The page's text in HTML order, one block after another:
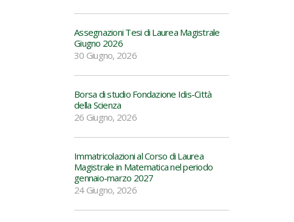
Assegnazioni Tesi di Laurea Magistrale
Giugno 2026
30 Giugno, 2026
Borsa di studio Fondazione Idis-Città
della Scienza
26 Giugno, 2026
Immatricolazioni al Corso di Laurea
Magistrale in Matematica nel periodo
gennaio-marzo 2027
24 Giugno, 2026